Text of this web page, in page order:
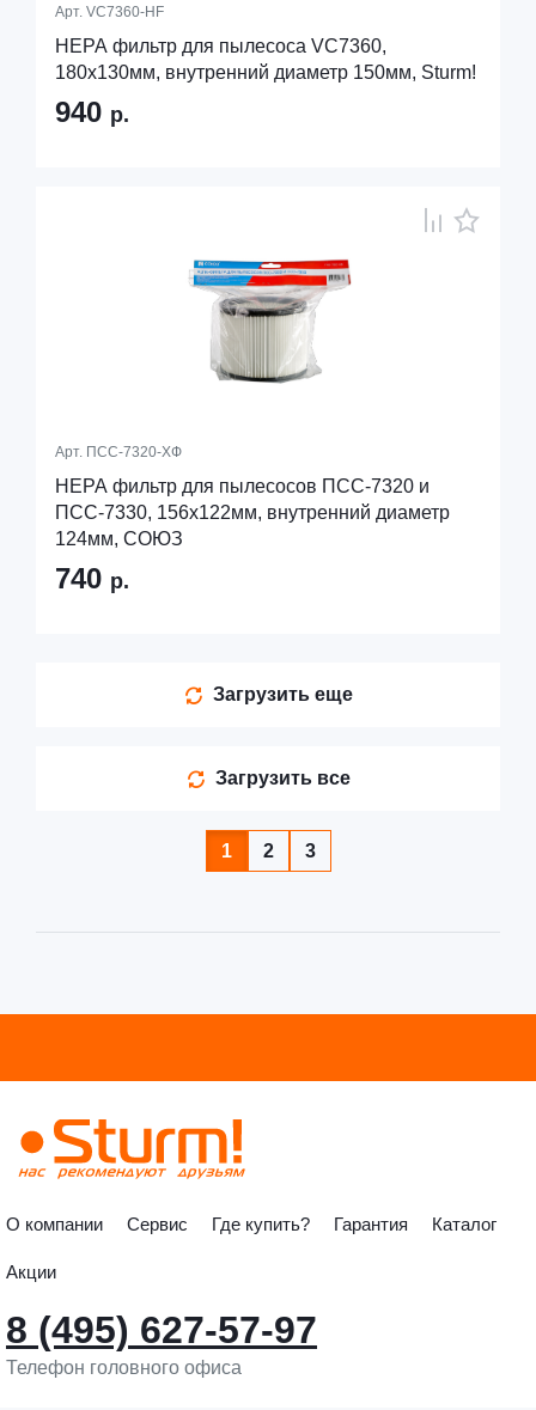
Арт. VC7360-HF
HEPA фильтр для пылесоса VC7360,
180х130мм, внутренний диаметр 150мм, Sturm!
940 р.
Арт. ПСС-7320-ХФ
HEPA фильтр для пылесосов ПСС-7320 и
ПСС-7330, 156х122мм, внутренний диаметр
124мм, СОЮЗ
740 р.
Загрузить еще
Загрузить все
1 2 3
О компании Сервис Где купить? Гарантия Каталог
Акции
8 (495) 627-57-97
Телефон головного офиса